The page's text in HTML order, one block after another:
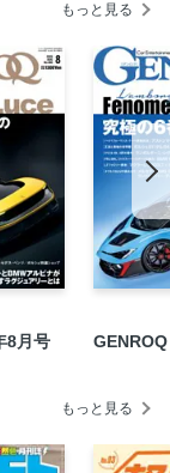
ージ” vs BMW
ースポーツSV
GLC 43 4マ
ド vs BMW X5
クーペ
ィション M
Kunihisa ポル
辺敏史
もっと見る
8月号
もっと見る